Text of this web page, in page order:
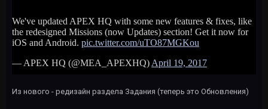
Из нового - редизайн раздела Задания (теперь это Обновления)